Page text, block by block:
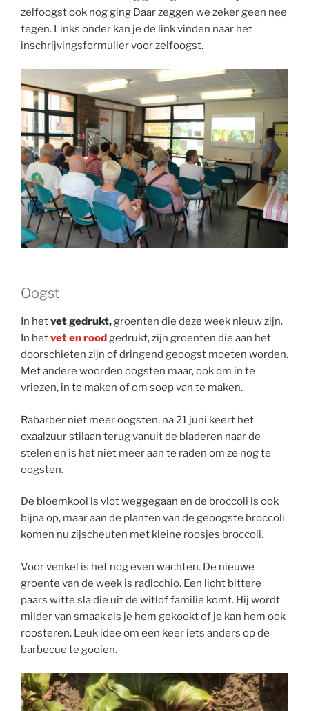
zelfoogst ook nog ging Daar zeggen we zeker geen nee
tegen. Links onder kan je de link vinden naar het
inschrijvingsformulier voor zelfoogst.
Oogst
In hetvet gedrukt,groenten die deze week nieuw zijn.
In hetvet en roodgedrukt, zijn groenten die aan het
doorschieten zijn of dringend geoogst moeten worden.
Met andere woorden oogsten maar, ook om in te
vriezen, in te maken of om soep van te maken.
Rabarber niet meer oogsten, na 21 juni keert het
oxaalzuur stilaan terug vanuit de bladeren naar de
stelen en is het niet meer aan te raden om ze nog te
oogsten.
De bloemkool is vlot weggegaan en de broccoli is ook
bijna op, maar aan de planten van de geoogste broccoli
komen nu zijscheuten met kleine roosjes broccoli.
Voor venkel is het nog even wachten. De nieuwe
groente van de week is radicchio. Een licht bittere
paars witte sla die uit de witlof familie komt. Hij wordt
milder van smaak als je hem gekookt of je kan hem ook
roosteren. Leuk idee om een keer iets anders op de
barbecue te gooien.